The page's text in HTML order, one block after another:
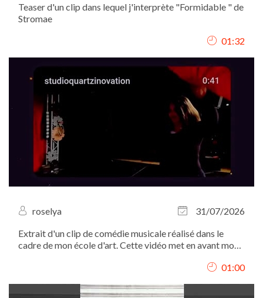
Teaser d'un clip dans lequel j'interprète "Formidable " de
Stromae
01:32
roselya
31/07/2026
Extrait d'un clip de comédie musicale réalisé dans le
cadre de mon école d'art. Cette vidéo met en avant mon
01:00